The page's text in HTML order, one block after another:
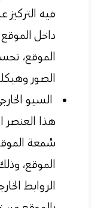
فيه
داخل
الموقع،
الصور
هذا العنصر
سُمعة
الموقع،